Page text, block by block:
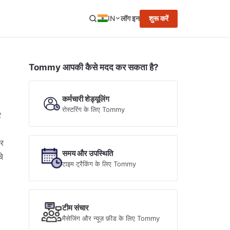
IN लॉग इन शुरू करें
Tommy आपकी कैसे मदद कर सकता है?
कर्मचारी शेड्यूलिंग
रोस्टरिंग के लिए Tommy
समय और उपस्थिति
टाइम ट्रैकिंग के लिए Tommy
टीम संचार
मैसेजिंग और न्यूज़ फ़ीड के लिए Tommy